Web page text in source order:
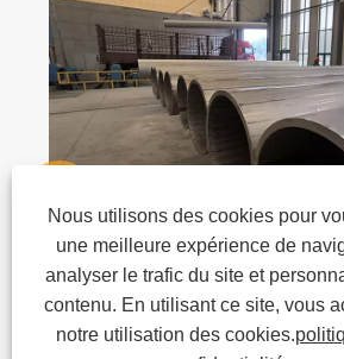
Pourquoi choisir des tubes
allié pour les applications
Nous utilisons des cookies pour
une meilleure expérience de
analyser le trafic du site et
contenu. En utilisant ce site, vous
notre utilisation des cookies.